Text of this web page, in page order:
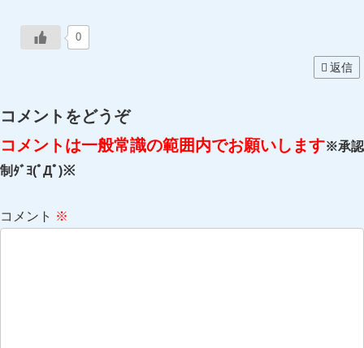
0
返信
コメントをどうぞ
コメントは一般常識の範囲内でお願いします※承認
制ﾀﾞﾖ(ﾟДﾟ)※
コメント ※